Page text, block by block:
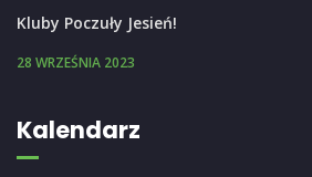
Kluby Poczuły Jesień!
28 WRZEŚNIA 2023
Kalendarz